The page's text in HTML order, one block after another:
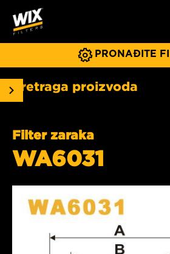
PRONAĐITE
Pretraga proizvoda
Filter zaraka
WA6031